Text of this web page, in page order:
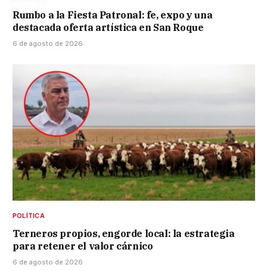
Rumbo a la Fiesta Patronal: fe, expo y una
destacada oferta artística en San Roque
6 de agosto de 2026
POLÍTICA
Terneros propios, engorde local: la estrategia
para retener el valor cárnico
6 de agosto de 2026